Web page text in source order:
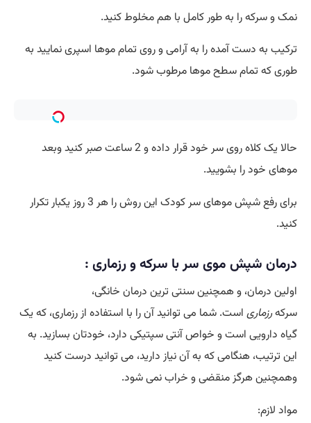
نمک و سرکه را به طور کامل با هم مخلوط کنید.
ترکیب به دست آمده را به آرامی و روی تمام موها اسپری نمایید به
طوری که تمام سطح موها مرطوب شود.
حالا یک کلاه روی سر خود قرار داده و 2 ساعت صبر کنید وبعد
موهای خود را بشویید.
برای رفع شپش موهای سر کودک این روش را هر 3 روز یکبار تکرار
کنید.
درمان شپش موی سر با سرکه ورزماری :
اولین درمان، و همچنین سنتی ترین درمان خانگی،
سرکهرزماری است. شما می توانید آن را با استفاده از رزماری، که یک
گیاه دارویی است و خواص آنتی سپتیکی دارد، خودتان بسازید. به
این ترتیب، هنگامی که به آن نیاز دارید، می توانید درست کنید
وهمچنین هرگز منقضی و خراب نمی شود.
مواد لازم: